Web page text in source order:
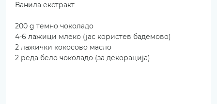
Ванила екстракт
200 g темно чоколадо
4-6 лажици млеко (јас користев бадемово)
2 лажички кокосово масло
2 реда бело чоколадо (за декорација)